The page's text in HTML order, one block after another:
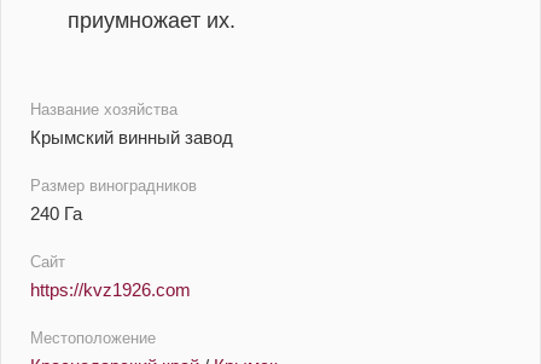
приумножает их.
Название хозяйства
Крымский винный завод
Размер виноградников
240 Га
Сайт
https://kvz1926.com
Местоположение